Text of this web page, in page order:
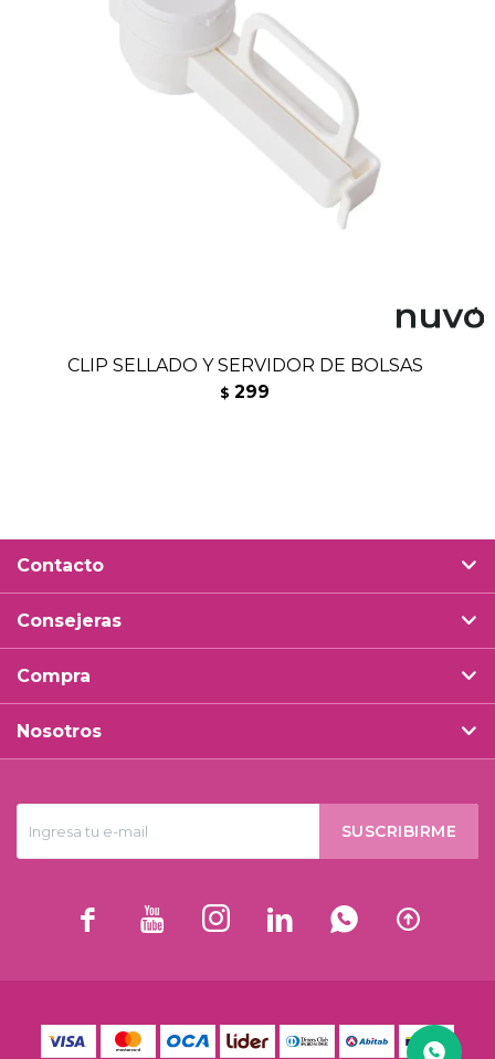
CLIP SELLADO Y SERVIDOR DE BOLSAS
$ 299
SUSCRIBIRME
     
Contacto
Consejeras
Compra
Nosotros